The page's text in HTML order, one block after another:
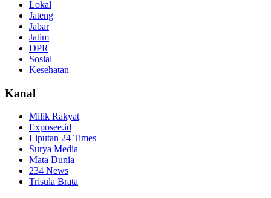
Lokal
Jateng
Jabar
Jatim
DPR
Sosial
Kesehatan
Kanal
Milik Rakyat
Exposee.id
Liputan 24 Times
Surya Media
Mata Dunia
234 News
Trisula Brata